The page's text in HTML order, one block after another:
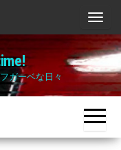
ナ
ビ
ゲ
ー
シ
ョ
ン
ガーベな日々